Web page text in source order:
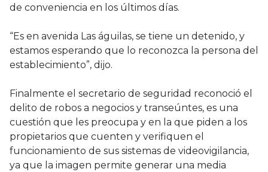
de conveniencia en los últimos días.
“Es en avenida Las águilas, se tiene un detenido, y
estamos esperando que lo reconozca la persona del
establecimiento”, dijo.
Finalmente el secretario de seguridad reconoció el
delito de robos a negocios y transeúntes, es una
cuestión que les preocupa y en la que piden a los
propietarios que cuenten y verifiquen el
funcionamiento de sus sistemas de videovigilancia,
ya que la imagen permite generar una media